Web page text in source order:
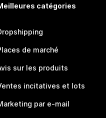
catégories
de marché
sur les produits
incitatives et lots
par e-mail